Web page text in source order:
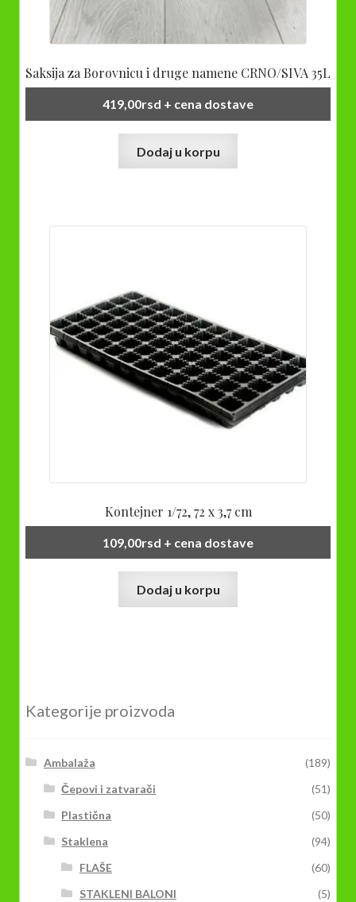
Saksija za Borovnicu i druge namene CRNO/SIVA 35L
419,00rsd + cena dostave
Dodaj u korpu
Kontejner 1/72, 72 x 3,7 cm
109,00rsd + cena dostave
Dodaj u korpu
Kategorije proizvoda
Ambalaža
(189)
Čepovi i zatvarači
(51)
Plastična
(50)
Staklena
(94)
FLAŠE
(60)
STAKLENI BALONI
(5)